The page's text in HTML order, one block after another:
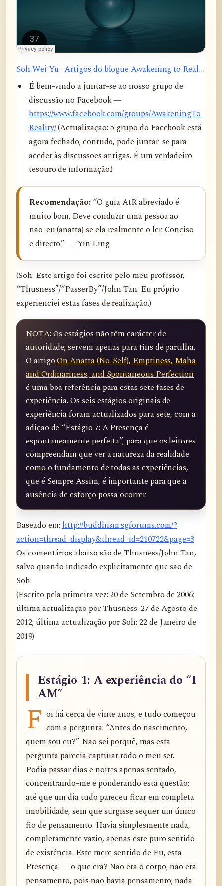
Soh Wei Yu · Artigos do blogue Awakening to Reality
É bem-vindo a juntar-se ao nosso grupo de
discussão no Facebook —
https://www.facebook.com/groups/AwakeningTo
Reality/(Actualização: o grupo do Facebook está
agora fechado; contudo, pode juntar-se para
aceder às discussões antigas. É um verdadeiro
tesouro de informação.)
Recomendação: “O guia AtR abreviado é
muito bom. Deve conduzir uma pessoa ao
não-eu (anatta) se ela realmente o ler. Conciso
e directo.” — Yin Ling
(Soh: Este artigo foi escrito pelo meu professor,
“Thusness”/“PasserBy”/John Tan. Eu próprio
experienciei estas fases de realização.)
NOTA: Os estágios não têm carácter de
autoridade; servem apenas para fins de partilha.
O artigo On Anatta (No-Self), Emptiness, Maha
and Ordinariness, and Spontaneous Perfection
é uma boa referência para estas sete fases de
experiência. Os seis estágios originais de
experiência foram actualizados para sete, com a
adição de “Estágio 7: A Presença é
espontaneamente perfeita”, para que os leitores
compreendam que ver a natureza da realidade
como o fundamento de todas as experiências,
que é Sempre Assim, é importante para que a
ausência de esforço possa ocorrer.
Baseado em: http://buddhism.sgforums.com/?
action=thread_display&thread_id=210722&page=3
Os comentários abaixo são de Thusness/John Tan,
salvo quando indicado explicitamente que são de
Soh.
(Escrito pela primeira vez: 20 de Setembro de 2006;
última actualização por Thusness: 27 de Agosto de
2012; última actualização por Soh: 22 de Janeiro de
2019)
Estágio 1: A experiência do “I
AM”
F oi há cerca de vinte anos, e tudo começou
com a pergunta: “Antes do nascimento,
quem sou eu?” Não sei porquê, mas esta
pergunta parecia capturar todo o meu ser.
Podia passar dias e noites apenas sentado,
concentrando-me e ponderando esta questão;
até que um dia tudo pareceu ficar em completa
imobilidade, sem que surgisse sequer um único
fio de pensamento. Havia simplesmente nada,
completamente vazio, apenas este puro sentido
de existência. Este mero sentido de Eu, esta
Presença — o que era? Não era o corpo, não era
pensamento, pois não havia pensamento; nada